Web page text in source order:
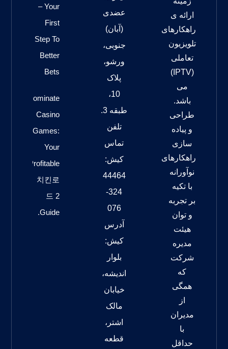
ارائه ی
راهکارهای
تلویزیون
تعاملی
(IPTV)
می
باشد.
طراحی
و پیاده
سازی
راهکارهای
نوآورانه
با تکیه
بر تجربه
و توان
هیئت
مدیره
شرکت
که
همگی
از
مدیران
با
حداقل
عضدی
(آبان)
جنوبی،
ورشو،
پلاک
10،
طبقه 3.
تلفن
تماس
کیش:
44464
324-
076
آدرس
کیش:
بلوار
اندیشه،
خیابان
مالک
اشتر،
قطعه
– Your
First
Step To
Better
Bets
Dominate
Casino
Games:
Your
Profitable
치킨로
드 2
Guide.